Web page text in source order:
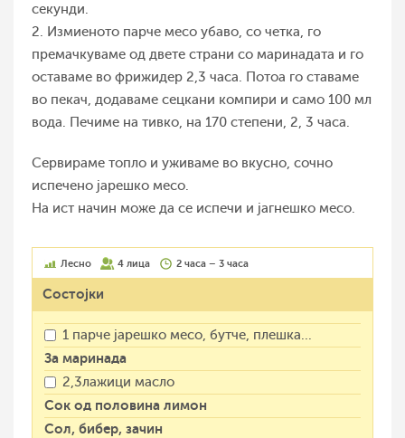
секунди.
2. Измиеното парче месо убаво, со четка, го
премачкуваме од двете страни со маринадата и го
оставаме во фрижидер 2,3 часа. Потоа го ставаме
во пекач, додаваме сецкани компири и само 100 мл
вода. Печиме на тивко, на 170 степени, 2, 3 часа.
Сервираме топло и уживаме во вкусно, сочно
испечено јарешко месо.
На ист начин може да се испечи и јагнешко месо.
Лесно 4 лица 2 часа – 3 часа
Состојки
1 парче јарешко месо, бутче, плешка...
За маринада
2,3лажици масло
Сок од половина лимон
Сол, бибер, зачин